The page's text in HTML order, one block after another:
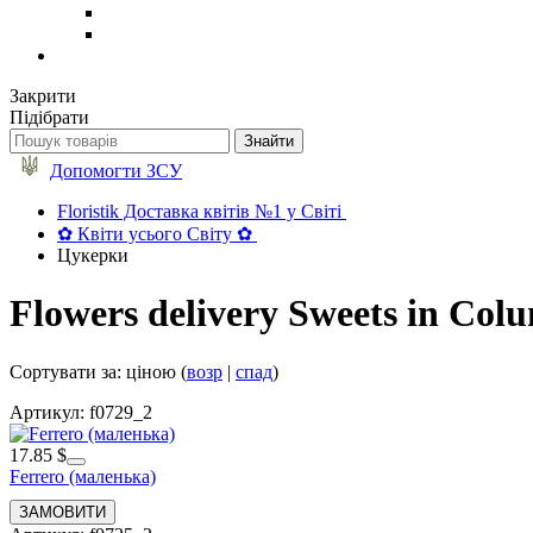
Закрити
Підібрати
Допомогти ЗСУ
Floristik Доставка квітів №1 у Світі
✿ Квіти усього Світу ✿
Цукерки
Flowers delivery Sweets in
Сортувати за: ціною (возр | спад)
Артикул: f0729_2
17.85 $
Ferrero (маленька)